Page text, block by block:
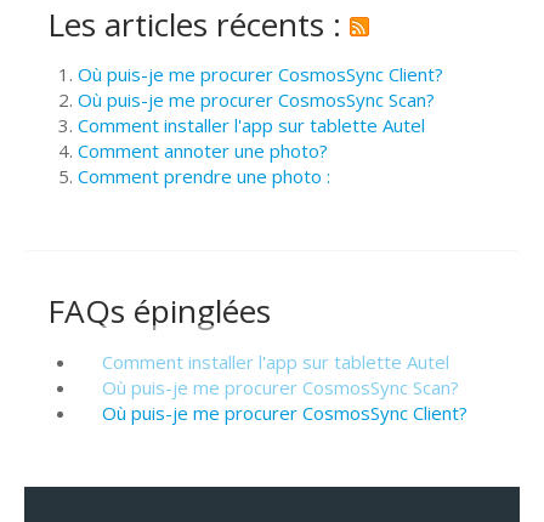
Les articles récents :
Où puis-je me procurer CosmosSync Client?
Où puis-je me procurer CosmosSync Scan?
Comment installer l'app sur tablette Autel
Comment annoter une photo?
Comment prendre une photo :
FAQs épinglées
Comment installer l'app sur tablette Autel
Où puis-je me procurer CosmosSync Scan?
Où puis-je me procurer CosmosSync Client?